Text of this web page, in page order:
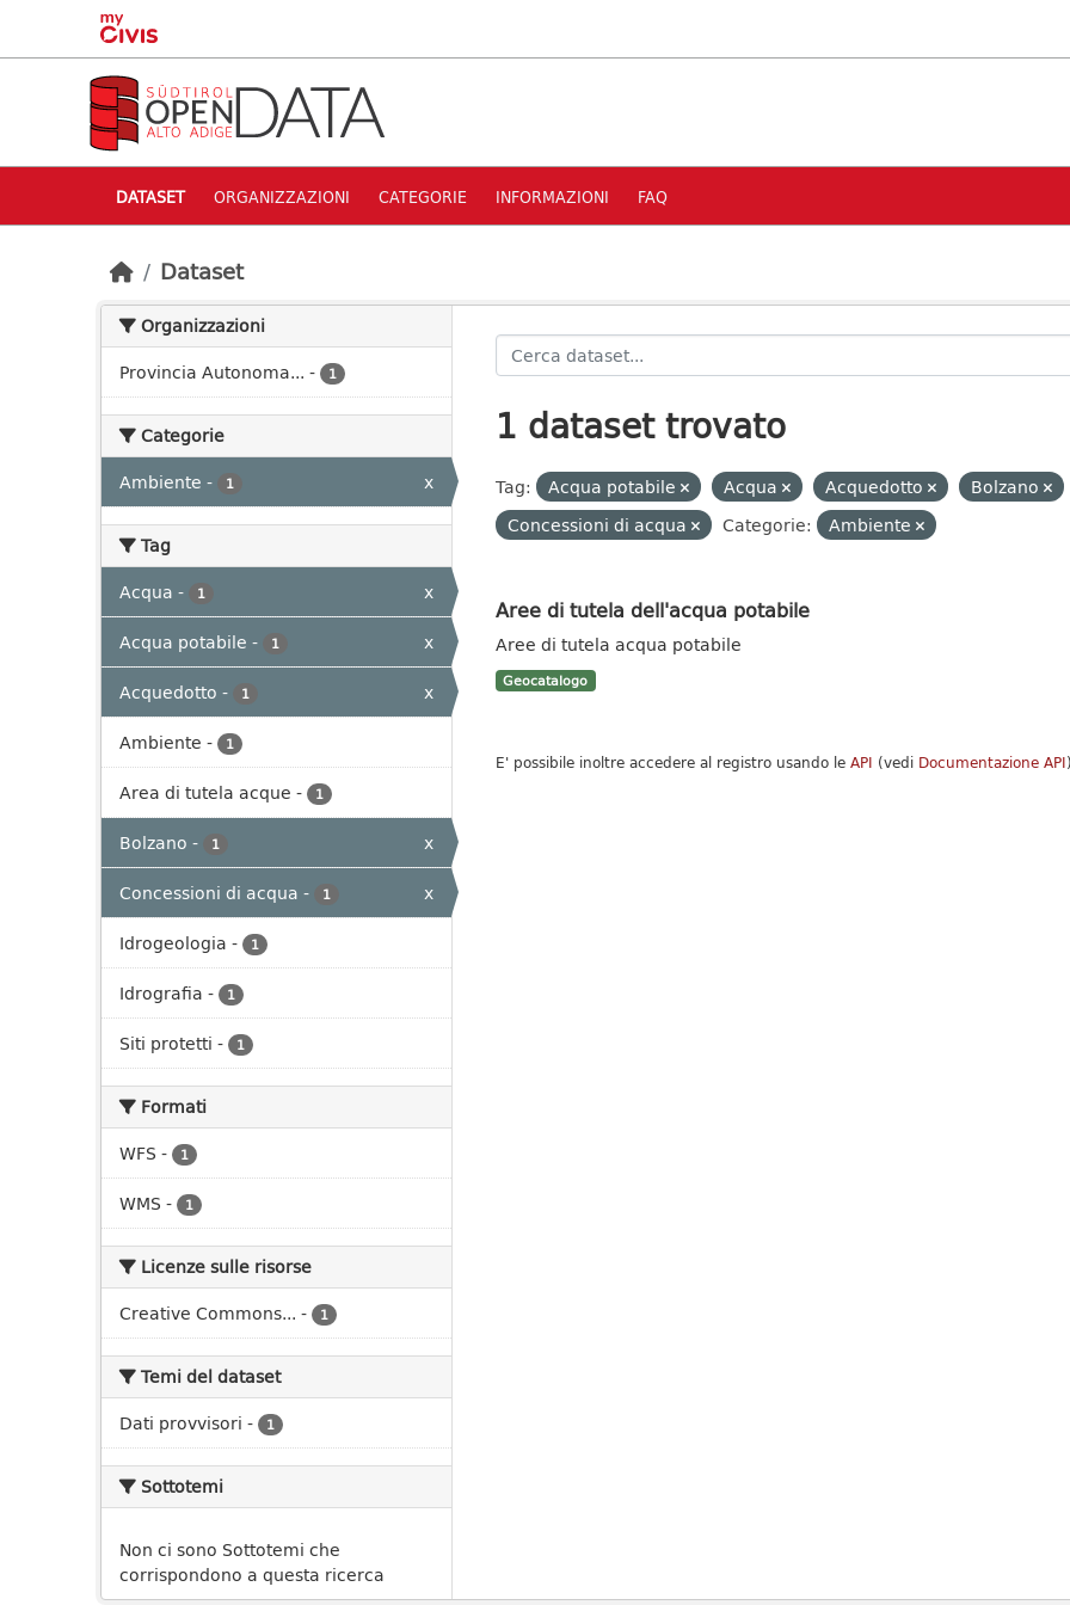
Skip to main content
DATASET ORGANIZZAZIONI CATEGORIE INFORMAZIONI FAQ
Dataset
Organizzazioni
Provincia Autonoma... - 1
Categorie
Ambiente - 1 x
Tag
Acqua - 1
x
Acqua potabile - 1
x
Acquedotto - 1
x
Ambiente - 1
Area di tutela acque - 1
Bolzano - 1
x
Concessioni di acqua - 1
x
Idrogeologia - 1
Idrografia - 1
Siti protetti - 1
Formati
WFS - 1
WMS - 1
Licenze sulle risorse
Creative Commons... - 1
Temi del dataset
Dati provvisori - 1
Sottotemi
Non ci sono Sottotemi che
corrispondono a questa ricerca
1 dataset trovato
Tag: Acqua potabile Acqua Acquedotto
Bolzano
Concessioni di acqua
Categorie: Ambiente
Aree di tutela dell'acqua potabile
Aree di tutela acqua potabile
Geocatalogo
E' possibile inoltre accedere al registro usando le API (vedi Documentazione API